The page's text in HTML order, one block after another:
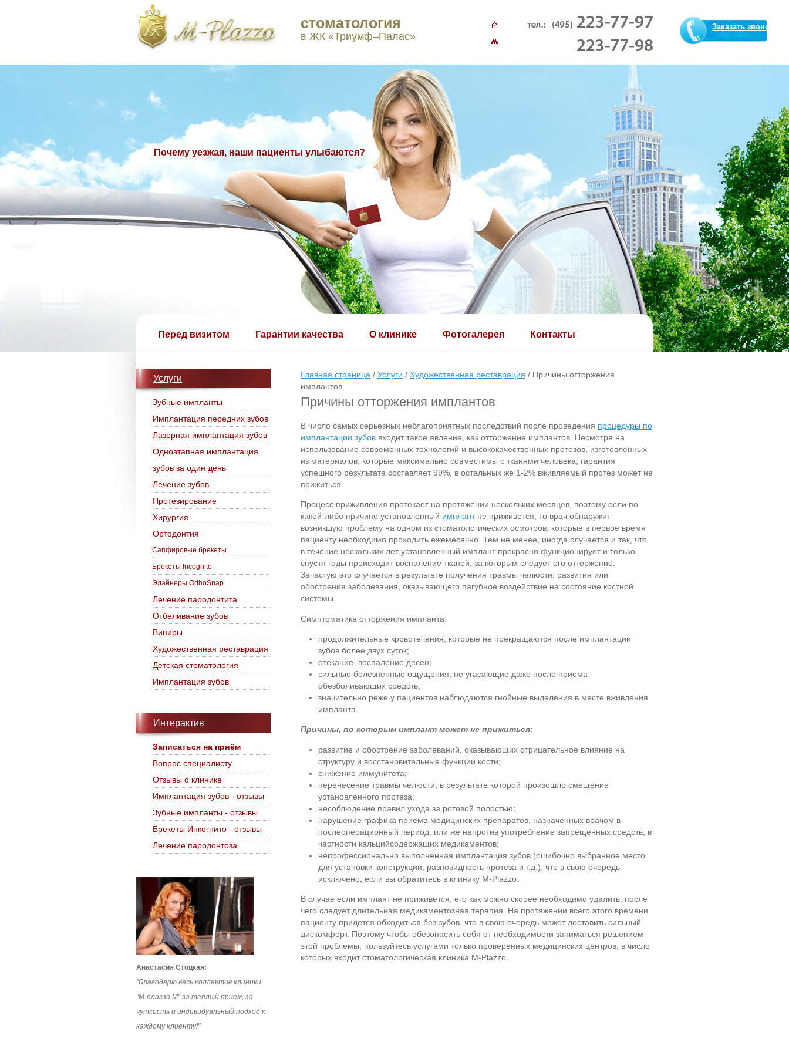
стоматология
в ЖК «Триумф–Палас»
клиника. Телефоны в Москве: +7(495) 223-77-97, +7(495) 223-77-98
Заказать звонок
Почему уезжая, наши пациенты улыбаются?
Перед визитом Гарантии качества О клинике Фотогалерея Контакты
Главная страница / Услуги / Художественная реставрация / Причины отторжения
имплантов
Причины отторжения имплантов
В число самых серьезных неблагоприятных последствий после проведения процедуры по
имплантации зубов входит такое явление, как отторжение имплантов. Несмотря на
использование современных технологий и высококачественных протезов, изготовленных
из материалов, которые максимально совместимы с тканями человека, гарантия
успешного результата составляет 99%, в остальных же 1-2% вживляемый протез может не
прижиться.
Процесс приживления протекает на протяжении нескольких месяцев, поэтому если по
какой-либо причине установленный имплантне приживется, то врач обнаружит
возникшую проблему на одном из стоматологических осмотров, которые в первое время
пациенту необходимо проходить ежемесячно. Тем не менее, иногда случается и так, что
в течение нескольких лет установленный имплант прекрасно функционирует и только
спустя годы происходит воспаление тканей, за которым следует его отторжение.
Зачастую это случается в результате получения травмы челюсти, развития или
обострения заболевания, оказывающего пагубное воздействие на состояние костной
системы.
Симптоматика отторжения импланта:
продолжительные кровотечения, которые не прекращаются после имплантации
зубов более двух суток;
отекание, воспаление десен;
сильные болезненные ощущения, не угасающие даже после приема
обезболивающих средств;
значительно реже у пациентов наблюдаются гнойные выделения в месте вживления
импланта.
Причины, по которым имплант может не прижиться:
развитие и обострение заболеваний, оказывающих отрицательное влияние на
структуру и восстановительные функции кости;
снижение иммунитета;
перенесение травмы челюсти, в результате которой произошло смещение
установленного протеза;
несоблюдение правил ухода за ротовой полостью;
нарушение графика приема медицинских препаратов, назначенных врачом в
послеоперационный период, или же напротив употребление запрещенных средств, в
частности кальцийсодержащих медикаментов;
непрофессионально выполненная имплантация зубов (ошибочно выбранное место
для установки конструкции, разновидность протеза и т.д.), что в свою очередь
исключено, если вы обратитесь в клинику M-Plazzo.
В случае если имплант не приживется, его как можно скорее необходимо удалить, после
чего следует длительная медикаментозная терапия. На протяжении всего этого времени
пациенту придется обходиться без зубов, что в свою очередь может доставить сильный
дискомфорт. Поэтому чтобы обезопасить себя от необходимости заниматься решением
этой проблемы, пользуйтесь услугами только проверенных медицинских центров, в число
которых входит стоматологическая клиника M-Plazzo.
Услуги
Зубные импланты
Имплантация передних зубов
Лазерная имплантация зубов
Одноэтапная имплантация
зубов за один день
Лечение зубов
Протезирование
Хирургия
Ортодонтия
Сапфировые брекеты
Брекеты Incognito
Элайнеры OrthoSnap
Лечение пародонтита
Отбеливание зубов
Виниры
Художественная реставрация
Детская стоматология
Имплантация зубов
Интерактив
Записаться на приём
Вопрос специалисту
Отзывы о клинике
Имплантация зубов - отзывы
Зубные импланты - отзывы
Брекеты Инкогнито - отзывы
Лечение пародонтоза
Анастасия Стоцкая:
"Благодарю весь коллектив клиники
"М-плаззо М" за теплый прием, за
чуткость и индивидуальный подход к
каждому клиенту!"